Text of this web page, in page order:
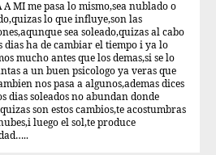
A MI me pasa lo mismo,sea nublado o
lo que influye,son las
sea soleado,quizas al cabo
dias ha de cambiar el tiempo i ya lo
mucho antes que los demas,si se lo
a un buen psicologo ya veras que
nos pasa a algunos,ademas dices
dias soleados no abundan donde
son estos cambios,te acostumbras
luego el sol,te produce